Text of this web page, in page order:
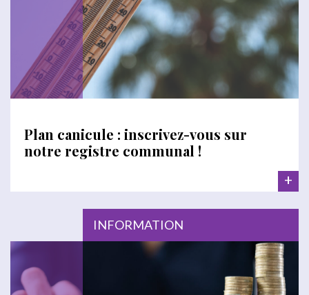
Plan canicule : inscrivez-vous sur
notre registre communal !
+
INFORMATION